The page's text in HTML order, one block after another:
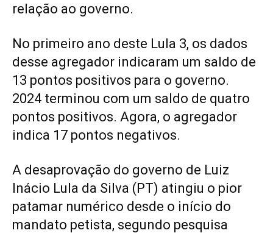
relação ao governo.
No primeiro ano deste Lula 3, os dados
desse agregador indicaram um saldo de
13 pontos positivos para o governo.
2024 terminou com um saldo de quatro
pontos positivos. Agora, o agregador
indica 17 pontos negativos.
A desaprovação do governo de Luiz
Inácio Lula da Silva (PT) atingiu o pior
patamar numérico desde o início do
mandato petista, segundo pesquisa